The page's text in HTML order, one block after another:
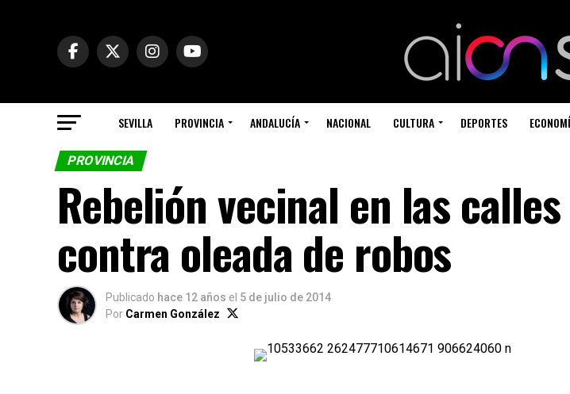
SEVILLA PROVINCIA ANDALUCÍA NACIONAL CULTURA DEPORTES
PROVINCIA
Rebelión vecinal en las
contra oleada de robos
Publicado hace 12 años el 5 de julio de 2014
Por Carmen González